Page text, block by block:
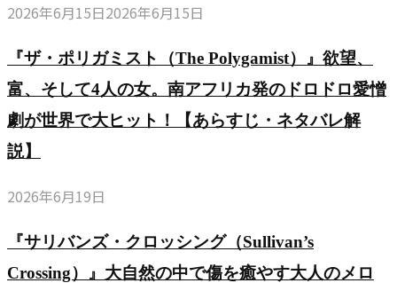
2026年6月15日2026年6月15日
『ザ・ポリガミスト（The Polygamist）』欲望、
富、そして4人の女。南アフリカ発のドロドロ愛憎
劇が世界で大ヒット！【あらすじ・ネタバレ解
説】
2026年6月19日
『サリバンズ・クロッシング（Sullivan’s
Crossing）』大自然の中で傷を癒やす大人のメロ